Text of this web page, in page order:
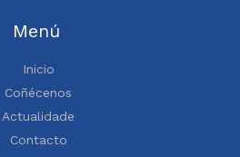
Menú
Inicio
Coñécenos
Actualidade
Contacto